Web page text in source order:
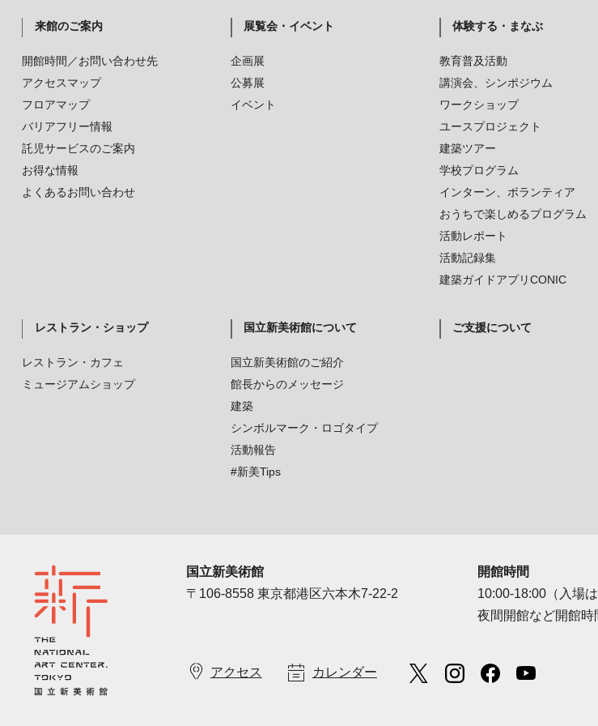
来館のご案内
開館時間／お問い合わせ先
アクセスマップ
フロアマップ
バリアフリー情報
託児サービスのご案内
お得な情報
よくあるお問い合わせ
展覧会・イベント
企画展
公募展
イベント
体験する・まなぶ
教育普及活動
講演会、シンポジウム
ワークショップ
ユースプロジェクト
建築ツアー
学校プログラム
インターン、ボランティア
おうちで楽しめるプログラム
活動レポート
活動記録集
建築ガイドアプリCONIC
レストラン・ショップ
レストラン・カフェ
ミュージアムショップ
国立新美術館について
国立新美術館のご紹介
館長からのメッセージ
建築
シンボルマーク・ロゴタイプ
活動報告
#新美Tips
ご支援について
国立新美術館
〒106-8558 東京都港区六本木7-22-2
開館時間
10:00-18:00（入場
夜間開館など開館時
アクセス カレンダー